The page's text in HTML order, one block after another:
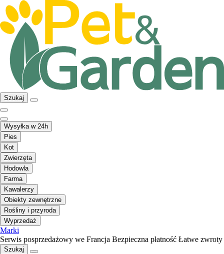
Szukaj
Wysyłka w 24h
Pies
Kot
Zwierzęta
Hodowla
Farma
Kawalerzy
Obiekty zewnętrzne
Rośliny i przyroda
Wyprzedaż
Marki
Serwis posprzedażowy we Francja Bezpieczna płatność Łatwe zwroty
Szukaj